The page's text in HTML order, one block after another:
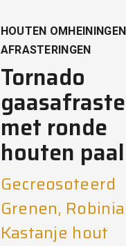
HOUTEN
AFRASTERINGEN
Tornado
met ronde
houten paal
Gecreosoteerd
Grenen,
Kastanje hout